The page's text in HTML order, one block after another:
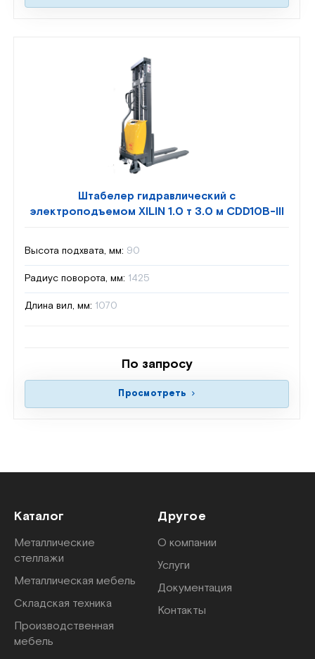
Штабелер гидравлический с
электроподъемом XILIN 1.0 т 3.0 м CDD10B-III
Высота подхвата, мм: 90
Радиус поворота, мм: 1425
Длина вил, мм: 1070
По запросу
Просмотреть
Каталог
Металлические
стеллажи
Металлическая мебель
Складская техника
Производственная
мебель
Другое
О компании
Услуги
Документация
Контакты